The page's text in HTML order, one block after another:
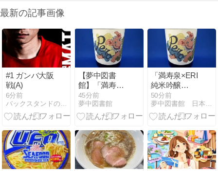
最新の記事画像
#1 ガンバ大阪
戦(A)
6分前
バックスタンドの片隅から･･･
【夢中図書
館】「満寿泉
×ERI 純米吟醸
Pero」！ジャ
ケ買い必至。
ちゃう超キュ
ートな夏酒
45分前
夢中図書館
「満寿泉×ERI
純米吟醸
Pero」！ジャ
ケ買い必至。
ペロリと飲め
ートな夏酒
50分前
夢中図書館 日本酒館